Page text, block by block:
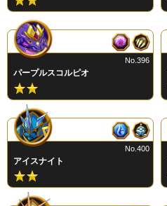
パープルスコルピオ
No.396
アイスナイト
No.400